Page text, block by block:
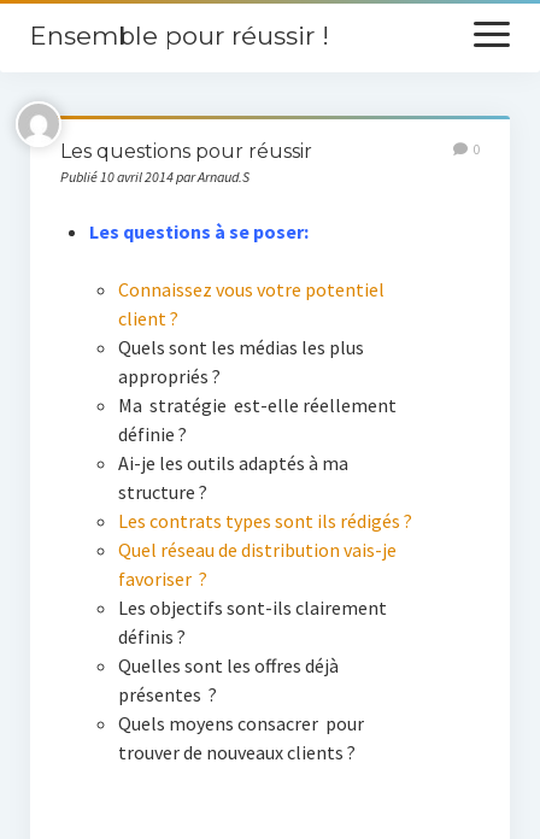
Ensemble pour réussir !
ouvrir
le
Site
Contact
Les questions pour réussir
Publié 10 avril 2014 par Arnaud.S
0
Les questions à se poser:
Connaissez vous votre potentiel
client ?
Quels sont les médias les plus
appropriés ?
Ma stratégie est-elle réellement
définie ?
Ai-je les outils adaptés à ma
structure ?
Les contrats types sont ils rédigés ?
Quel réseau de distribution vais-je
favoriser ?
Les objectifs sont-ils clairement
définis ?
Quelles sont les offres déjà
présentes ?
Quels moyens consacrer pour
trouver de nouveaux clients ?